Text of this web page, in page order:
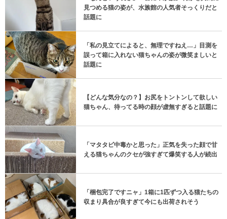
見つめる猫の姿が、水族館の人気者そっくりだと
話題に
「私の見立てによると、無理ですねえ…」目測を
誤って箱に入れない猫ちゃんの姿が微笑ましいと
話題に
【どんな気分なの？】お尻をトントンして欲しい
猫ちゃん、待ってる時の顔が虚無すぎると話題に
「マタタビ中毒かと思った」正気を失った顔で甘
える猫ちゃんのクセが強すぎて爆笑する人が続出
「梱包完了ですニャ」1箱に1匹ずつ入る猫たちの
収まり具合が良すぎて今にも出荷されそう